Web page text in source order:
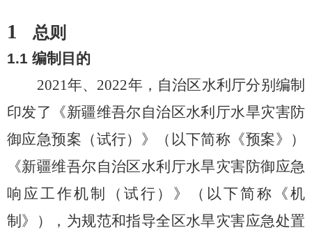
1 总则
1.1 编制 目的
2021年、 2022年，自治区水利厅分别编制
印发了《新疆维吾尔自治区水利厅水旱灾害防
御应急预案（试行）》（以下简称《预案》）
《新疆维吾尔自治区水利厅水旱灾害防御应急
响应工作机制（试行）》（以下简称《机
制》），为规范和指导全区水旱灾害应急处置